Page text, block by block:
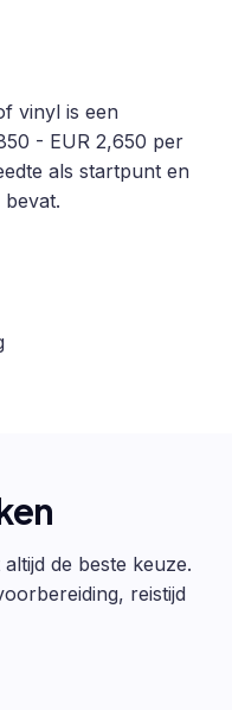
vinyl is een
- EUR 2,650 per
als startpunt en
de beste keuze.
reistijd